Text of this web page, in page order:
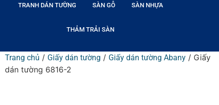
TRANH DÁN TƯỜNG SÀN GỖ SÀN NHỰA
THẢM TRẢI SÀN
Trang chủ / Giấy dán tường / Giấy dán tường Abany / Giấy
dán tường 6816-2